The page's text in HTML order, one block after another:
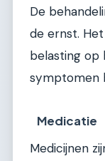
De
de ernst.
belasting op
symptomen
Medicatie
Medicijnen